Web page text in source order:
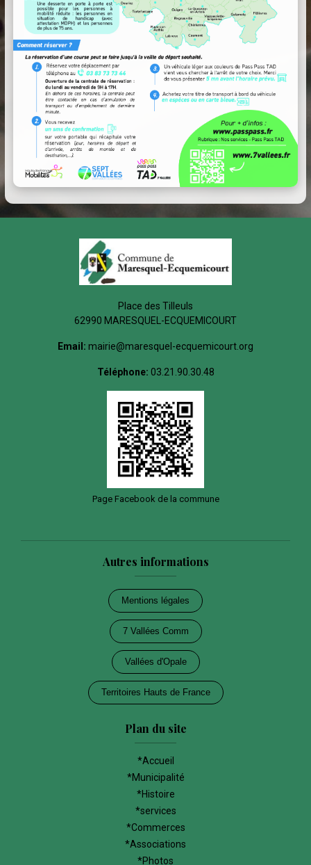
Place des Tilleuls
62990 MARESQUEL-ECQUEMICOURT
Email: mairie@maresquel-ecquemicourt.org
Téléphone: 03.21.90.30.48
Page Facebook de la commune
Autres informations
Mentions légales
7 Vallées Comm
Vallées d'Opale
Territoires Hauts de France
Plan du site
*Accueil
*Municipalité
*Histoire
*services
*Commerces
*Associations
*Photos